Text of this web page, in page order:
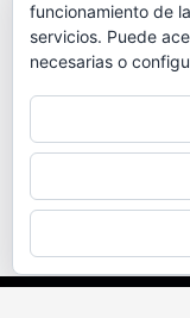
funcionamiento de
servicios. Puede
necesarias o